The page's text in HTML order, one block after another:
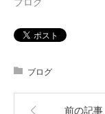
ブログ
前の記事